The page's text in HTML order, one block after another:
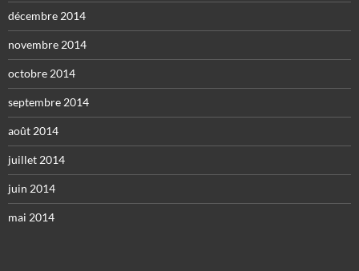
décembre 2014
novembre 2014
octobre 2014
septembre 2014
août 2014
juillet 2014
juin 2014
mai 2014